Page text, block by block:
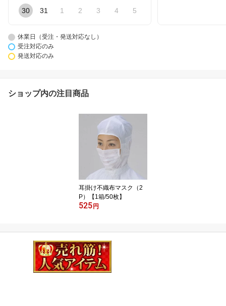
30 31 1 2 3 4 5
休業日（受注・発送対応なし）
受注対応のみ
発送対応のみ
ショップ内の注目商品
耳掛け不織布マスク（2
P）【1箱/50枚】
525円